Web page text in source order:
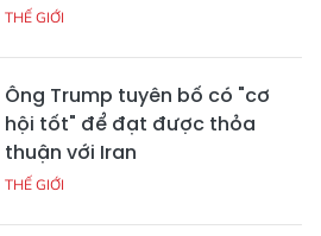
THẾ GIỚI
Ông Trump tuyên bố có "cơ
hội tốt" để đạt được thỏa
thuận với Iran
THẾ GIỚI